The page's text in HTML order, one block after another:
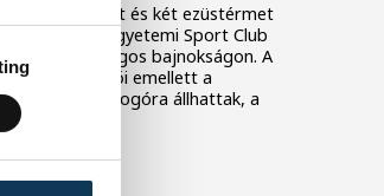
bajnoki címet és két ezüstérmet
a Veszprémi Egyetemi Sport Club
2026-os országos bajnokságon. A
klub versenyzői emellett a
is dobogóra állhattak, a
zártak.